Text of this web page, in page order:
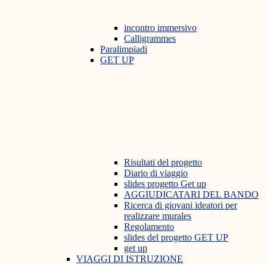
incontro immersivo
Calligrammes
Paralimpiadi
GET UP
Risultati del progetto
Diario di viaggio
slides progetto Get up
AGGIUDICATARI DEL BANDO
Ricerca di giovani ideatori per
realizzare murales
Regolamento
slides del progetto GET UP
get up
VIAGGI DI ISTRUZIONE